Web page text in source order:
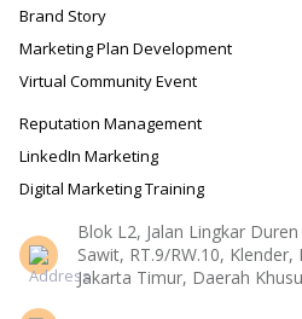
Brand Story
Marketing Plan Development
Virtual Community Event
Reputation Management
LinkedIn Marketing
Digital Marketing Training
Blok L2, Jalan Lingkar
Sawit, RT.9/RW.10,
Jakarta Timur, Daerah